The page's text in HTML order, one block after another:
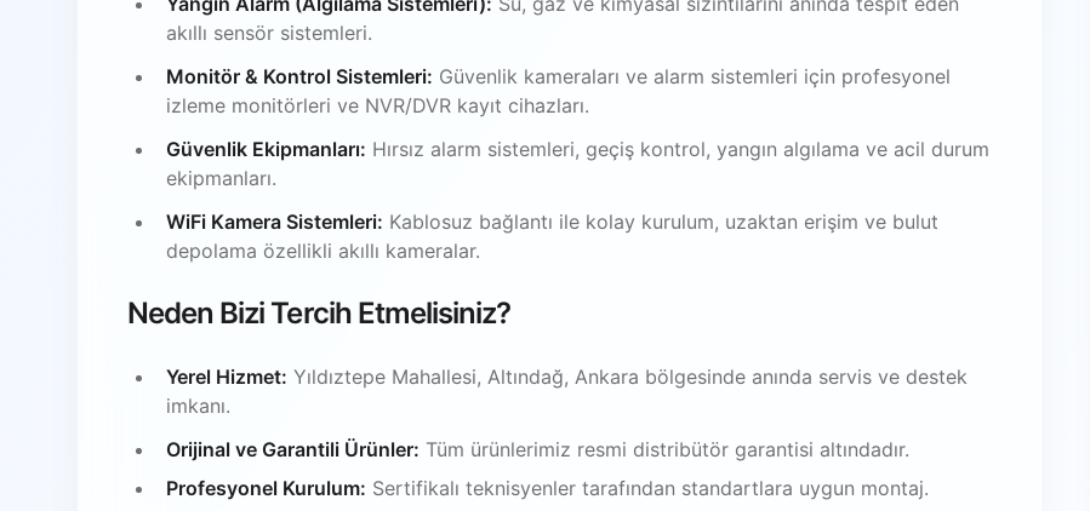
akıllı sensör sistemleri.
Monitör & Kontrol Sistemleri: Güvenlik kameraları ve alarm sistemleri için profesyonel
izleme monitörleri ve NVR/DVR kayıt cihazları.
Güvenlik Ekipmanları: Hırsız alarm sistemleri, geçiş kontrol, yangın algılama ve acil durum
ekipmanları.
WiFi Kamera Sistemleri: Kablosuz bağlantı ile kolay kurulum, uzaktan erişim ve bulut
depolama özellikli akıllı kameralar.
Neden Bizi Tercih Etmelisiniz?
Yerel Hizmet: Yıldıztepe Mahallesi, Altındağ, Ankara bölgesinde anında servis ve destek
imkanı.
Orijinal ve Garantili Ürünler: Tüm ürünlerimiz resmi distribütör garantisi altındadır.
Profesyonel Kurulum: Sertifikalı teknisyenler tarafından standartlara uygun montaj.